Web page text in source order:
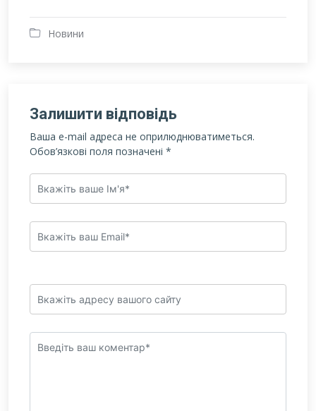
Новини
Залишити відповідь
Ваша e-mail адреса не оприлюднюватиметься.
Обов’язкові поля позначені *